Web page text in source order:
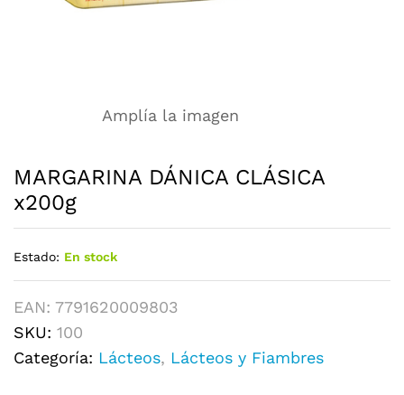
Amplía la imagen
MARGARINA DÁNICA CLÁSICA
x200g
Estado: En stock
EAN: 7791620009803
SKU: 100
Categoría: Lácteos, Lácteos y Fiambres